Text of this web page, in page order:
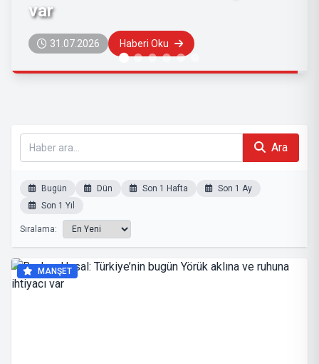
Çıktı
29.07.2026 Haberi Oku
Ara
Bugün Dün Son 1 Hafta
Son 1 Ay
Son 1 Yıl
Sıralama:
MANŞET